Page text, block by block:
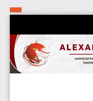
Αρχική
Τα εν δήμω εν οίκω
Πολιτιστικά-Εκκλησιαστικά